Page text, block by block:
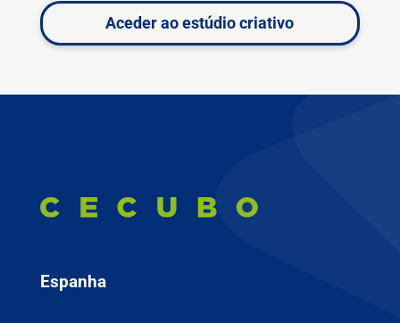
Aceder ao estúdio criativo
Espanha